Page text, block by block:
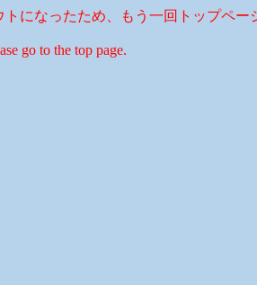
トになったため、もう一回トップペー
go to the top page.